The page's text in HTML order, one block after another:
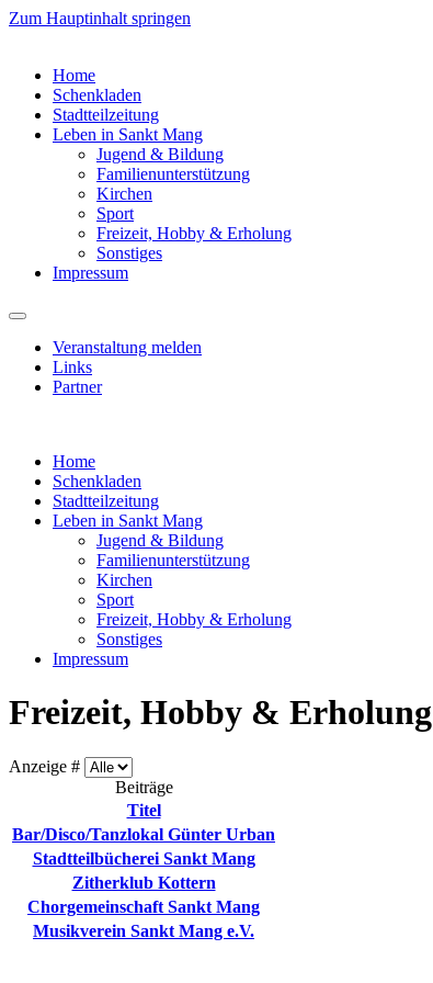
Zum Hauptinhalt springen
Home
Schenkladen
Stadtteilzeitung
Leben in Sankt Mang
Jugend & Bildung
Familienunterstützung
Kirchen
Sport
Freizeit, Hobby & Erholung
Sonstiges
Impressum
Veranstaltung melden
Links
Partner
Home
Schenkladen
Stadtteilzeitung
Leben in Sankt Mang
Jugend & Bildung
Familienunterstützung
Kirchen
Sport
Freizeit, Hobby & Erholung
Sonstiges
Impressum
Freizeit, Hobby & Erholung
Anzeige #
Beiträge
Titel
Bar/Disco/Tanzlokal Günter Urban
Stadtteilbücherei Sankt Mang
Zitherklub Kottern
Chorgemeinschaft Sankt Mang
Musikverein Sankt Mang e.V.